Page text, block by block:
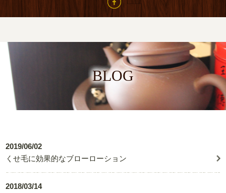
BLOG
2019/06/02
くせ毛に効果的なブローローション
2018/03/14